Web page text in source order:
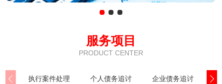
服务项目
PRODUCT CENTER
执行案件处理 个人债务追讨 企业债务追讨